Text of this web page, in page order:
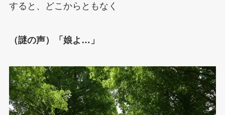
すると、どこからともなく
（謎の声）「娘よ…」